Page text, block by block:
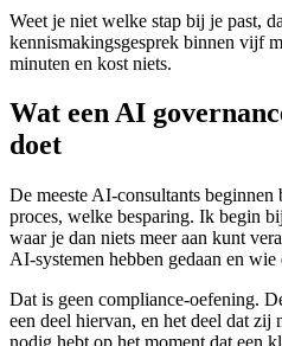
Weet je niet welke stap bij je past,
kennismakingsgesprek binnen vijf
minuten en kost niets.
Wat een AI
doet
De meeste AI-consultants
proces, welke besparing. Ik begin
waar je dan niets meer aan kunt
AI-systemen hebben gedaan en
Dat is geen compliance-oefening.
een deel hiervan, en het deel dat zij